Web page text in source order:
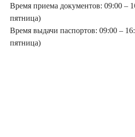
Время приема документов: 09:00 –
пятница)
Время выдачи паспортов: 09:00 –
пятница)